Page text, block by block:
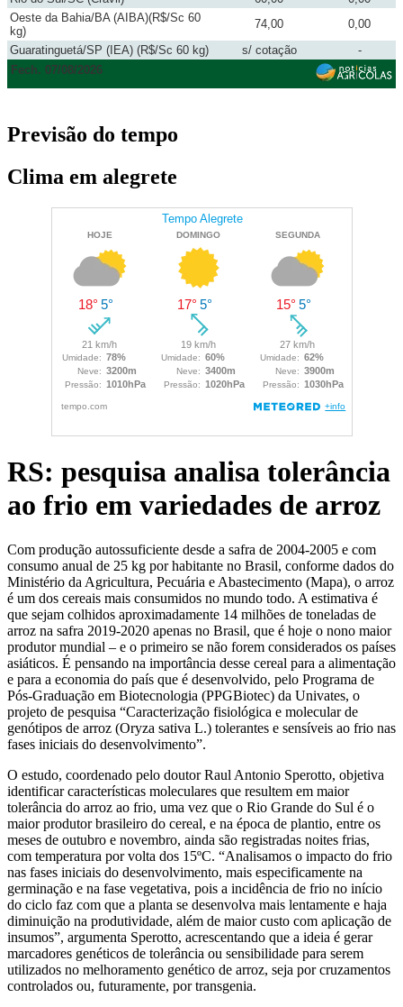
Oeste da Bahia/BA (AIBA)(R$/Sc 60
kg)
74,00
0,00
Guaratinguetá/SP (IEA) (R$/Sc 60 kg)
s/ cotação
-
Fech. 07/08/2026
Previsão do tempo
Clima em alegrete
RS: pesquisa analisa tolerância
ao frio em variedades de arroz
Com produção autossuficiente desde a safra de 2004-2005 e com
consumo anual de 25 kg por habitante no Brasil, conforme dados do
Ministério da Agricultura, Pecuária e Abastecimento (Mapa), o arroz
é um dos cereais mais consumidos no mundo todo. A estimativa é
que sejam colhidos aproximadamente 14 milhões de toneladas de
arroz na safra 2019-2020 apenas no Brasil, que é hoje o nono maior
produtor mundial – e o primeiro se não forem considerados os países
asiáticos. É pensando na importância desse cereal para a alimentação
e para a economia do país que é desenvolvido, pelo Programa de
Pós-Graduação em Biotecnologia (PPGBiotec) da Univates, o
projeto de pesquisa “Caracterização fisiológica e molecular de
genótipos de arroz (Oryza sativa L.) tolerantes e sensíveis ao frio nas
fases iniciais do desenvolvimento”.
O estudo, coordenado pelo doutor Raul Antonio Sperotto, objetiva
identificar características moleculares que resultem em maior
tolerância do arroz ao frio, uma vez que o Rio Grande do Sul é o
maior produtor brasileiro do cereal, e na época de plantio, entre os
meses de outubro e novembro, ainda são registradas noites frias,
com temperatura por volta dos 15ºC. “Analisamos o impacto do frio
nas fases iniciais do desenvolvimento, mais especificamente na
germinação e na fase vegetativa, pois a incidência de frio no início
do ciclo faz com que a planta se desenvolva mais lentamente e haja
diminuição na produtividade, além de maior custo com aplicação de
insumos”, argumenta Sperotto, acrescentando que a ideia é gerar
marcadores genéticos de tolerância ou sensibilidade para serem
utilizados no melhoramento genético de arroz, seja por cruzamentos
controlados ou, futuramente, por transgenia.